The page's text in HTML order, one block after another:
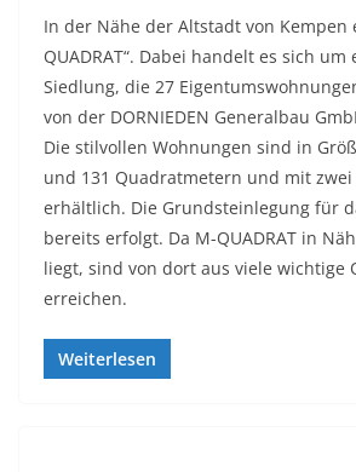
In der Nähe der Altstadt von Kempen
QUADRAT“. Dabei handelt es sich um
Siedlung, die 27
von der DORNIEDEN Generalbau
Die stilvollen Wohnungen sind in
und 131 Quadratmetern und mit
erhältlich. Die Grundsteinlegung für
bereits erfolgt. Da M-QUADRAT in
liegt, sind von dort aus viele wichtige
erreichen.
Weiterlesen